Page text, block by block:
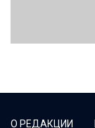
О РЕДАКЦИИ